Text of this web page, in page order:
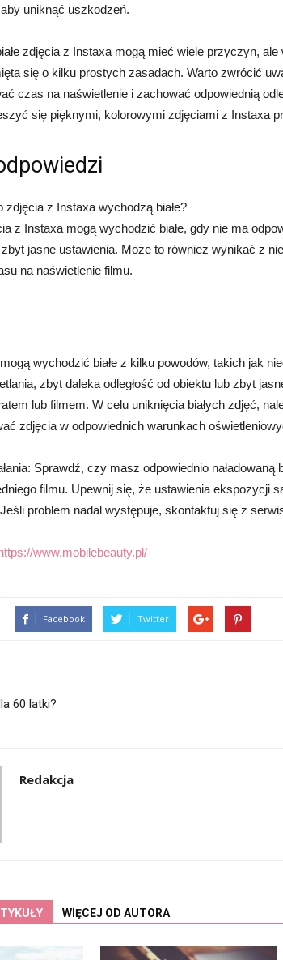
uniknąć uszkodzeń.
zdjęcia z Instaxa mogą mieć wiele przyczyn,
się o kilku prostych zasadach. Warto zwrócić
czas na naświetlenie i zachować odpowiednią
się pięknymi, kolorowymi zdjęciami z Instaxa
zdjęcia z Instaxa wychodzą białe?
z Instaxa mogą wychodzić białe, gdy nie ma
jasne ustawienia. Może to również wynikać z
na naświetlenie filmu.
wychodzić białe z kilku powodów, takich jak
zbyt daleka odległość od obiektu lub zbyt
lub filmem. W celu uniknięcia białych zdjęć,
zdjęcia w odpowiednich warunkach
Sprawdź, czy masz odpowiednio
filmu. Upewnij się, że ustawienia ekspozycji
problem nadal występuje, skontaktuj się z
www.mobilebeauty.pl/
Facebook Twitter
60 latki?
Redakcja
WIĘCEJ OD AUTORA